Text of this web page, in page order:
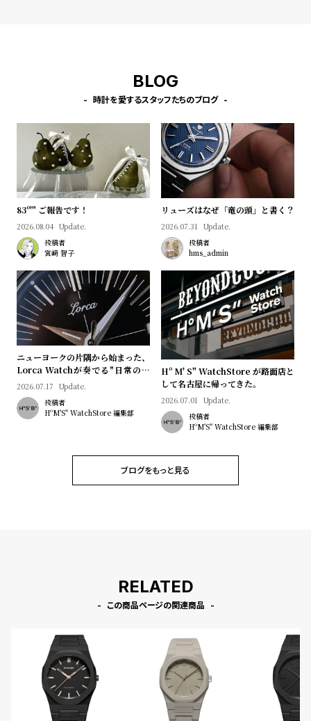
時
プ
ス
刻
ビ
よ
く
あ
る
質
問
お
問
い
合
わ
せ
BLOG
時計を愛するスタッフたちのブログ
83º'" ご報告です！
2026.08.04 Update.
投稿者
宮﨑 智子
リューズはなぜ「竜の頭」と書く？
2026.07.31 Update.
投稿者
hms_admin
ニューヨークの片隅から始まった、
Lorca Watchが奏でる"日常のロ
マン"｜Brand Picks #08
2026.07.17 Update.
投稿者
HºM'S" WatchStore 編集部
Hº M' S" WatchStore が路面店と
して名古屋に帰ってきた。
2026.07.01 Update.
投稿者
HºM'S" WatchStore 編集部
ブログをもっと見る
RELATED
この商品ページの関連商品